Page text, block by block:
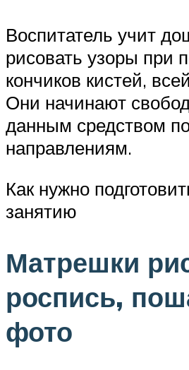
Воспитатель учит
рисовать узоры при
кончиков кистей,
Они начинают
данным средством
направлениям.
Как нужно
занятию
Матрешки
роспись,
фото